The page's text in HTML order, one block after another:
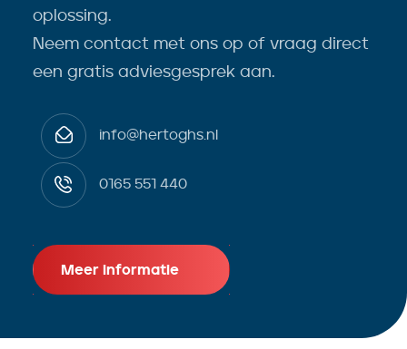
oplossing.
Neem contact met ons op of vraag direct
een gratis adviesgesprek aan.
info@hertoghs.nl
0165 551 440
Meer informatie